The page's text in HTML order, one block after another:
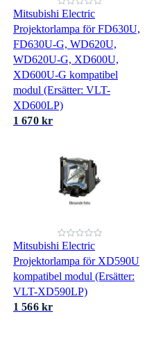
Mitsubishi Electric
Projektorlampa för FD630U,
FD630U-G, WD620U,
WD620U-G, XD600U,
XD600U-G kompatibel
modul (Ersätter: VLT-
XD600LP)
1 670 kr
Mitsubishi Electric
Projektorlampa för XD590U
kompatibel modul (Ersätter:
VLT-XD590LP)
1 566 kr